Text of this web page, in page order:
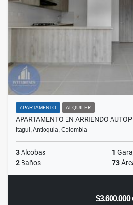
APARTAMENTO ALQUILER
APARTAMENTO EN ARRIENDO
Itagui, Antioquia, Colombia
3Alcobas 1
2 Baños 73
$3.600.000